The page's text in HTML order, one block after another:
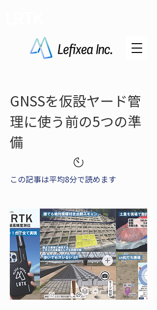
GNSSを仮設ヤード管
理に使う前の5つの準
備
この記事は平均8分で読めます